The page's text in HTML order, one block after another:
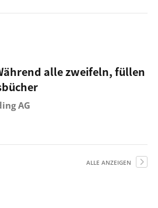
alle zweifeln, füllen
AG
ALLE ANZEIGEN